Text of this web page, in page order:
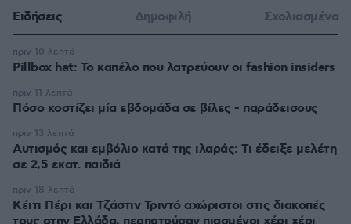
Ειδήσεις Δημοφιλή Σχολιασμένα
Pillbox hat: Το καπέλο που λατρεύουν οι fashion insiders
πριν 10 λεπτά
Πόσο κοστίζει μία εβδομάδα σε βίλες - παράδεισους
πριν 11 λεπτά
Αυτισμός και εμβόλιο κατά της ιλαράς: Τι έδειξε μελέτη
σε 2,5 εκατ. παιδιά
πριν 13 λεπτά
Κέιτι Πέρι και Τζάστιν Τριντό αχώριστοι στις διακοπές
πριν 18 λεπτά